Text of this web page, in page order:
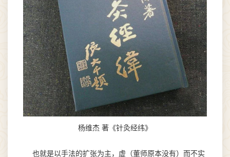
杨维杰 著《针灸经纬》
也就是以手法的扩张为主，虚（董师原本没有）而不实